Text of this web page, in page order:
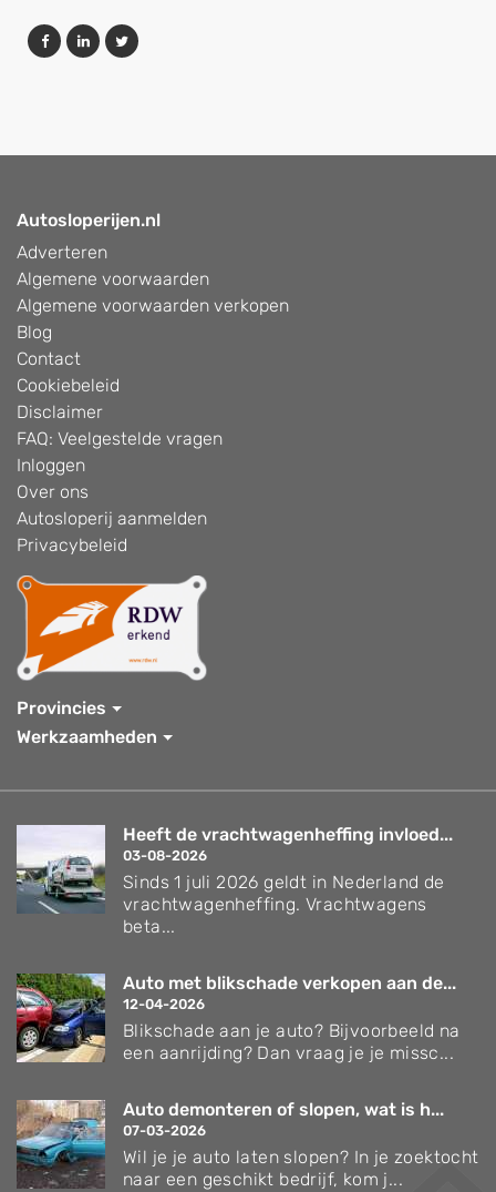
Autosloperijen.nl
Adverteren
Algemene voorwaarden
Algemene voorwaarden verkopen
Blog
Contact
Cookiebeleid
Disclaimer
FAQ: Veelgestelde vragen
Inloggen
Over ons
Autosloperij aanmelden
Privacybeleid
Provincies
Werkzaamheden
Heeft de vrachtwagenheffing invloed...
03-08-2026
Sinds 1 juli 2026 geldt in Nederland de
vrachtwagenheffing. Vrachtwagens
beta...
Auto met blikschade verkopen aan de...
12-04-2026
Blikschade aan je auto? Bijvoorbeeld na
een aanrijding? Dan vraag je je missc...
Auto demonteren of slopen, wat is h...
07-03-2026
Wil je je auto laten slopen? In je zoektocht
naar een geschikt bedrijf, kom j...